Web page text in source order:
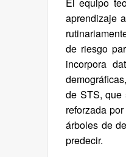
aprendizaje
de riesgo
incorpora
de STS, que
reforzada
árboles de
predecir.